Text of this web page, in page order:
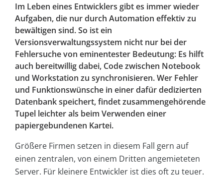
Im Leben eines Entwicklers gibt es immer wieder
Aufgaben, die nur durch Automation effektiv zu
bewältigen sind. So ist ein
Versionsverwaltungssystem nicht nur bei der
Fehlersuche von eminentester Bedeutung: Es hilft
auch bereitwillig dabei, Code zwischen Notebook
und Workstation zu synchronisieren. Wer Fehler
und Funktionswünsche in einer dafür dedizierten
Datenbank speichert, findet zusammengehörende
Tupel leichter als beim Verwenden einer
papiergebundenen Kartei.
Größere Firmen setzen in diesem Fall gern auf
einen zentralen, von einem Dritten angemieteten
Server. Für kleinere Entwickler ist dies oft zu teuer.